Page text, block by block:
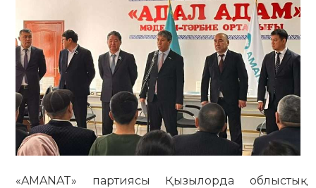
«AMANAT» партиясы Қызылорда облыстық